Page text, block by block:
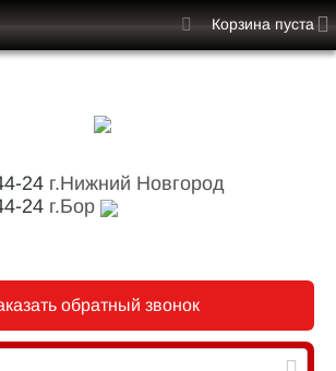
24 г.Нижний Новгород
24 г.Бор
обратный звонок
Корзина пуста